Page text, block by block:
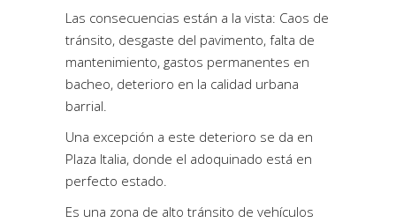
Las consecuencias están a la vista: Caos de
tránsito, desgaste del pavimento, falta de
mantenimiento, gastos permanentes en
bacheo, deterioro en la calidad urbana
barrial.
Una excepción a este deterioro se da en
Plaza Italia, donde el adoquinado está en
perfecto estado.
Es una zona de alto tránsito de vehículos